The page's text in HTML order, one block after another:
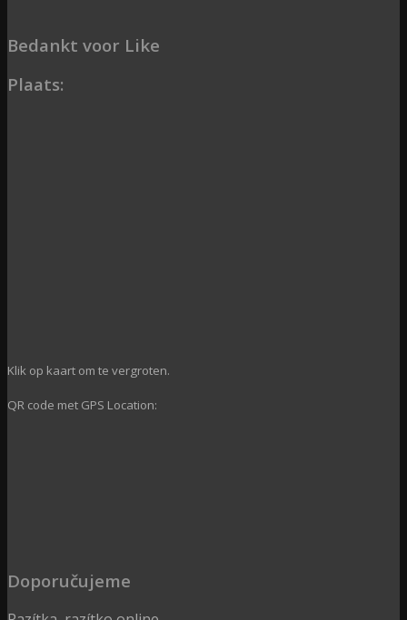
Bedankt voor Like
Plaats:
Klik op kaart om te vergroten.
QR code met GPS Location:
Doporučujeme